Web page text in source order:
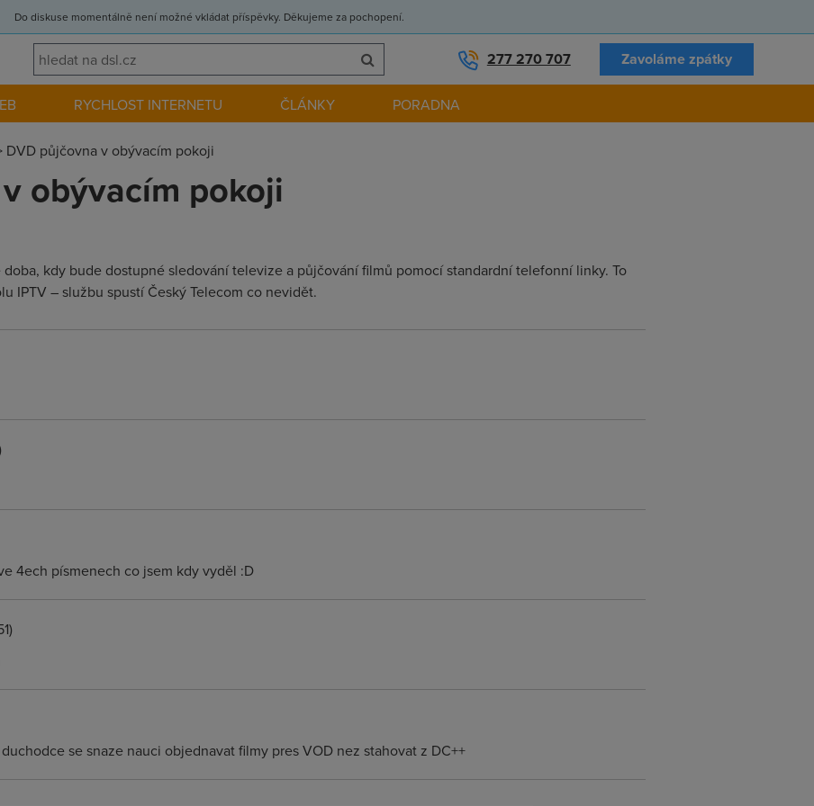
Do diskuse momentálně není možné vkládat příspěvky. Děkujeme za pochopení.
277 270 707 Zavoláme zpátky
RYCHLOST INTERNETU ČLÁNKY PORADNA
DVD půjčovna v obývacím pokoji
obývacím pokoji
kdy bude dostupné sledování televize a půjčování filmů pomocí standardní telefonní linky. To
IPTV – službu spustí Český Telecom co nevidět.
4ech písmenech co jsem kdy vyděl :D
se snaze nauci objednavat filmy pres VOD nez stahovat z DC++